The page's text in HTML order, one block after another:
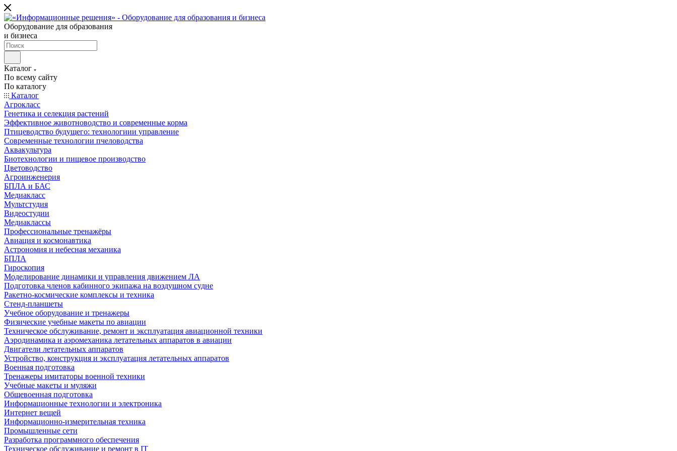
Оборудование для образования
и бизнеса
Каталог
По всему сайту
По каталогу
Каталог
Агрокласс
Генетика и селекция растений
Эффективное животноводство и современные корма
Птицеводство будущего: технологиии управление
Современные технологии пчеловодства
Аквакультура
Биотехнологии и пищевое производство
Цветоводство
Агроинженерия
БПЛА и БАС
Медиакласс
Мультстудия
Видеостудии
Медиаклассы
Профессиональные тренажёры
Авиация и космонавтика
Астрономия и небесная механика
БПЛА
Гироскопия
Моделирование динамики и управления движением ЛА
Подготовка членов кабинного экипажа на воздушном судне
Ракетно-космические комплексы и техника
Стенд-планшеты
Учебное оборудование и тренажеры
Физические учебные макеты по авиации
Техническое обслуживание, ремонт и эксплуатация авиационной техники
Аэродинамика и аэромеханика летательных аппаратов в авиации
Двигатели летательных аппаратов
Устройство, конструкция и эксплуатация летательных аппаратов
Военная подготовка
Тренажеры имитаторы военной техники
Учебные макеты и муляжи
Общевоенная подготовка
Информационные технологии и электроника
Интернет вещей
Информационно-измерительная техника
Промышленные сети
Разработка программного обеспечения
Техническое обслуживание и ремонт в IT